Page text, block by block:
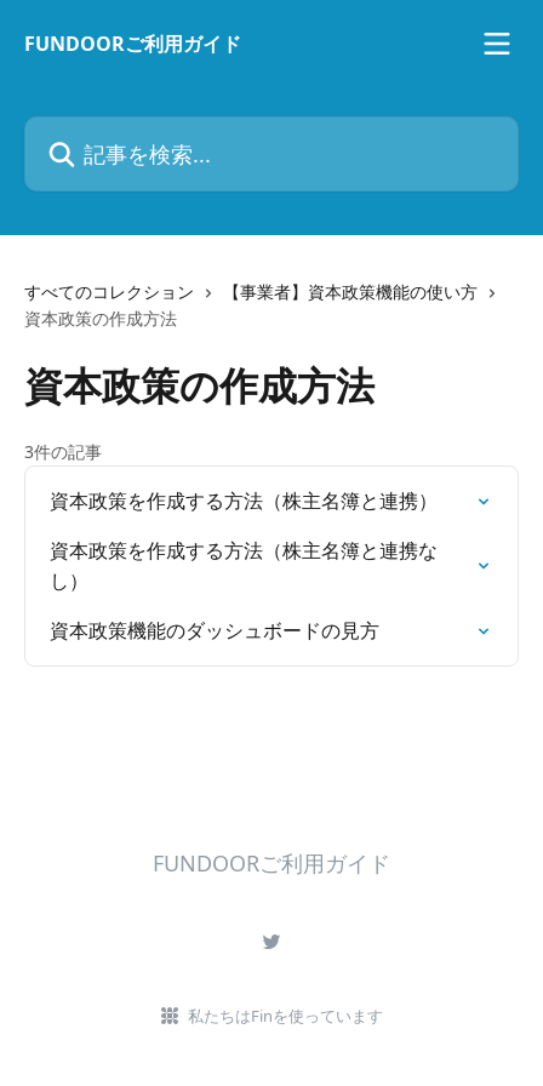
FUNDOORご利用ガイド
記事を検索...
すべてのコレクション
【事業者】資本政策機能の使い方
資本政策の作成方法
資本政策の作成方法
3件の記事
資本政策を作成する方法（株主名簿と連携）
資本政策を作成する方法（株主名簿と連携な
し）
資本政策機能のダッシュボードの見方
FUNDOORご利用ガイド
私たちはFinを使っています